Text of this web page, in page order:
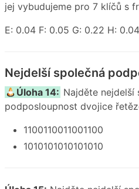
jej vybudujeme pro 7 klíčů s
E: 0.04 F: 0.05 G: 0.22 H:
Nejdelší společná
Úloha 14: Najděte nejdelší
podposloupnost dvojice
1100110011001100
1010101010101010